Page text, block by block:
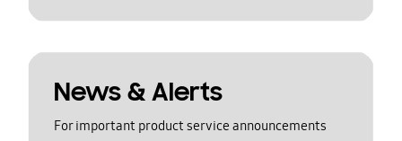
News & Alerts
For important product service announcements